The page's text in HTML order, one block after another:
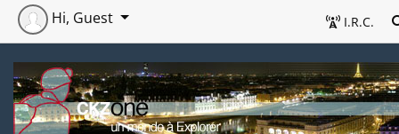
I.R.C.
Hi, Guest